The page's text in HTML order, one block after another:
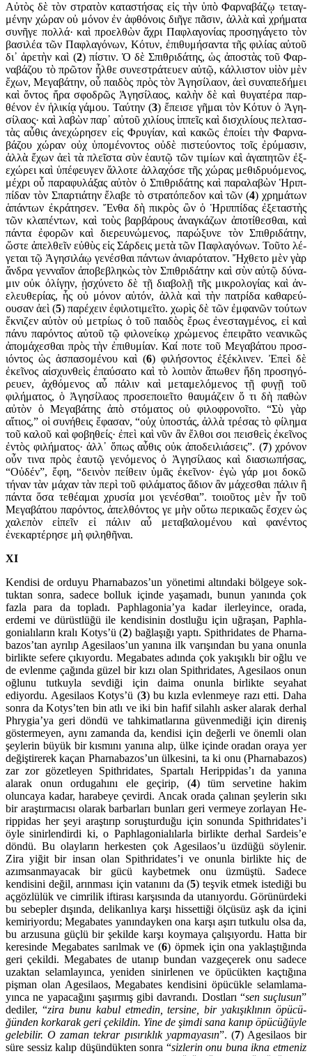
Αὐτὸς δὲ τὸν στρατὸν καταστήσας εἰς τὴν ὑπὸ Φαρναβάζῳ τεταγ­
μένην χώραν οὐ μόνον ἐν ἀφθόνοις διῆγε πᾶσιν, ἀλλὰ καὶ χρή­ματα
συν­ῆγε πολλά· καὶ προελθὼν ἄχρι Παφλαγονίας προσ­ηγάγετο τὸν
βασιλέα τῶν Παφ­λα­γόνων, Κότυν, ἐπιθυμήσαντα τῆς φιλίας αὐτοῦ
δι᾽ ἀρετὴν καὶ (2) πίστιν. Ὁ δὲ Σπιθριδάτης, ὡς ἀποστὰς τοῦ Φαρ­
ναβάζου τὸ πρῶτον ἦλθε συνεστράτευεν αὐτῷ, κάλλιστον υἱὸν μὲν
ἔχων, Μεγα­βά­την, οὗ παι­δὸς πρὸς τὸν Ἀγησίλαον, ἀεὶ συν­απ­εδή­μει
καὶ ὄντος ἤρα σφοδρῶς Ἀγησί­λα­ος, καλὴν δὲ καὶ θυγα­τέ­ρα παρ­
θένον ἐν ἡλικίᾳ γάμου. Ταύτην (3) ἔπεισε γῆμαι τὸν Κότυν ὁ Ἀγη­
σίλαος· καὶ λαβὼν παρ᾽ αὐτοῦ χιλίους ἱππεῖς καὶ δισ­χι­λίους πελτασ­
τὰς αὖθις ἀνεχώρησεν εἰς Φρυγίαν, καὶ κακῶς ἐποίει τὴν Φαρ­να­
βάζου χώραν οὐχ ὑπομένοντος οὐδὲ πιστεύοντος τοῖς ἐρύμα­σιν,
ἀλλὰ ἔχων ἀεὶ τὰ πλεῖστα σὺν ἑαυτῷ τῶν τιμίων καὶ ἀγαπητῶν ἐξ­
εχώρει καὶ ὑπέφευγεν ἄλλοτε ἀλλαχόσε τῆς χώρας μεθι­δρυόμενος,
μέχρι οὗ παραφυλάξας αὐτὸν ὁ Σπιθ­ριδάτης καὶ παραλαβὼν Ἡριπ­
πί­δαν τὸν Σπαρ­τιάτην ἔλαβε τὸ στρατόπεδον καὶ τῶν (4) χρημά­των
ἁπάντων ἐκρά­τησεν. Ἔνθα δὴ πικρὸς ὢν ὁ Ἡριπ­πίδας ἐξε­τασ­τὴς
τῶν κλα­πέν­των, καὶ τοὺς βαρβά­ρους ἀναγ­κάζων ἀπο­τί­θεσθαι, καὶ
πάντα ἐφο­ρῶν καὶ διε­ρευνώμενος, παρώξυνε τὸν Σπιθριδάτην,
ὥστε ἀπελ­θεῖν εὐθὺς εἰς Σάρδεις μετὰ τῶν Παφ­λαγόνων. Τοῦτο λέ­
γε­ται τῷ Ἀγη­σι­λάῳ γενέσθαι πάντων ἀνιαρό­τατον. Ἤχθετο μὲν γὰρ
ἄνδρα γεν­ναῖον ἀποβεβληκὼς τὸν Σπιθρι­δάτην καὶ σὺν αὐτῷ δύνα­
μιν οὐκ ὀλίγην, ᾐσχύνετο δὲ τῇ διαβολῇ τῆς μικρολο­γίας καὶ ἀν­
ελευ­θε­ρίας, ἧς οὐ μόνον αὑτόν, ἀλλὰ καὶ τὴν πατρίδα καθα­ρεύ­
ουσαν ἀεὶ (5) παρ­έχειν ἐφιλοτιμεῖτο. χωρὶς δὲ τῶν ἐμφανῶν τούτων
ἔκνι­ζεν αὐτὸν οὐ μετρίως ὁ τοῦ παιδὸς ἔρως ἐν­εσταγμένος, εἰ καὶ
πάνυ παρόντος αὐ­τοῦ τῷ φιλονείκῳ χρώμενος ἐπει­ρᾶτο νεανικῶς
ἀπο­μά­χεσθαι πρὸς τὴν ἐπιθυμίαν. Καί ποτε τοῦ Μεγα­βάτου προσ­
ιόντος ὡς ἀσπα­σο­μέ­νου καὶ (6) φιλήσοντος ἐξέκλινεν. Ἐπεὶ δὲ
ἐκεῖ­νος αἰσχυνθεὶς ἐπαύσατο καὶ τὸ λοιπὸν ἄπωθεν ἤδη προσ­ηγό­
ρευ­εν, ἀχθόμενος αὖ πάλιν καὶ μεταμε­λόμενος τῇ φυγῇ τοῦ
φιλήμα­τος, ὁ Ἀγησίλαος προσεποιεῖτο θαυμάζειν ὅ τι δὴ παθὼν
αὐτὸν ὁ Μεγα­βάτης ἀπὸ στόματος οὐ φιλοφρο­νοῖτο. “Σὺ γὰρ
αἴτιος,” οἱ συν­ήθεις ἔφασαν, “οὐχ ὑποστάς, ἀλλὰ τρέσας τὸ φίλημα
τοῦ καλοῦ καὶ φοβη­θείς· ἐπεὶ καὶ νῦν ἂν ἔλθοι σοι πεισθεὶς ἐκεῖνος
ἐντὸς φιλή­ματος· ἀλλ᾽ ὅπως αὖθις οὐκ ἀποδειλιάσεις”. (7) χρόνον
οὖν τινα πρὸς ἑαυτῷ γενόμενος ὁ Ἀγησίλαος καὶ διασιω­πήσας,
“Οὐδέν”, ἔφη, “δεινὸν πείθειν ὑμᾶς ἐκεῖνον· ἐγὼ γάρ μοι δοκῶ
τήναν τὰν μάχαν τὰν περὶ τοῦ φιλάματος ἅδιον ἂν μάχεσθαι πάλιν ἢ
πάντα ὅσα τεθέαμαι χρυσία μοι γενέσ­θαι”. τοιοῦτος μὲν ἦν τοῦ
Μεγαβά­του παρόν­τος, ἀπελθόντος γε μὴν οὕτω περικαῶς ἔσχεν ὡς
χαλεπὸν εἰπεῖν εἰ πάλιν αὖ μετα­βαλομένου καὶ φανέντος
ἐνεκαρτέρησε μὴ φιληθῆναι.
XI
Kendisi de orduyu Pharnabazos’un yönetimi altındaki bölgeye sok­
tuk­tan sonra, sadece bolluk içinde yaşamadı, bunun yanında çok
fazla para da topladı. Paphlago­nia’ya kadar ilerleyince, orada,
erdemi ve dürüstlüğü ile kendisinin dost­luğu için uğraşan, Paph­la­
gonialıların kralı Kotys’ü (2) bağlaşığı yaptı. Spithridates de Phar­na­
ba­zos’tan ayrılıp Age­silaos’un yanına ilk varışın­dan bu yana onunla
birlikte sefere çıkıyordu. Megabates adında çok yakışıklı bir oğlu ve
de evlenme çağında güzel bir kızı olan Spithridates, Agesilaos onun
oğlunu tutkuyla sevdiği için daima onunla birlikte seyahat
ediyordu. Ages­i­la­os Kotys’ü (3) bu kızla evlenmeye razı etti. Daha
sonra da Kotys’ten bin atlı ve iki bin hafif silahlı asker alarak derhal
Phrygia’ya geri döndü ve tahkimatlarına güven­mediği için direniş
göster­meyen, aynı zamanda da, kendisi için değerli ve önemli olan
şeylerin bü­yük bir kısmını yanına alıp, ülke içinde oradan oraya yer
değişti­rerek kaçan Phar­nabazos’un ülkesini, ta ki onu (Pharnabazos)
zar zor gözetleyen Spithridates, Spartalı Herippidas’ı da yanına
alarak onun orduga­hını ele geçirip, (4) tüm servetine hakim
oluncaya kadar, hara­beye çevirdi. Ancak orada çalınan şeylerin sıkı
bir araş­tırmacısı ola­rak barbarları bunları geri ver­meye zorlayan He­
rippidas her şeyi araştırıp soruşturduğu için sonunda Spithridates’i
öyle sinirlen­dirdi ki, o Paph­la­go­nialılarla birlikte derhal Sardeis’e
döndü. Bu olayların herkes­ten çok Agesi­laos’u üzdüğü söylenir.
Zira yiğit bir insan olan Spithri­dates’i ve onunla birlikte hiç de
azımsanmayacak bir gücü kaybet­mek onu üzmüştü. Sadece
kendisini değil, arınması için vatanını da (5) teşvik etmek istediği bu
açgözlülük ve cimrilik iftirası karşı­sında da utanıyordu. Görünürdeki
bu sebepler dışında, delikanlıya karşı hissettiği ölçüsüz aşk da içini
kemiri­yordu; Mega­bates yanın­day­ken ona karşı aşırı tutkulu olsa da,
bu arzu­suna güçlü bir şe­kilde karşı koymaya çalışıyordu. Hatta bir
kere­sinde Mega­bates sarıl­mak ve (6) öpmek için ona yaklaştı­ğında
geri çekildi. Mega­bates de utanıp bundan vazgeçerek onu sadece
uzaktan se­lamla­yınca, yeniden sinirlenen ve öpücükten kaç­tığına
pişman olan Agesilaos, Megabates kendisini öpücükle selam­lama­
yınca ne yapa­cağını şaşır­mış gibi davrandı. Dostları “sen suçlusun”
dedi­ler, “zira bunu kabul etmedin, tersine, bir yakışıklının öpü­cü­
ğünden kor­karak geri çekildin. Yine de şimdi sana kanıp öpü­cüğüyle
gelebilir. O zaman tekrar pısırıklık yapmaya­sın”. (7) Agesilaos bir
süre sessiz kalıp düşündükten sonra “siz­lerin onu buna ikna etmeniz